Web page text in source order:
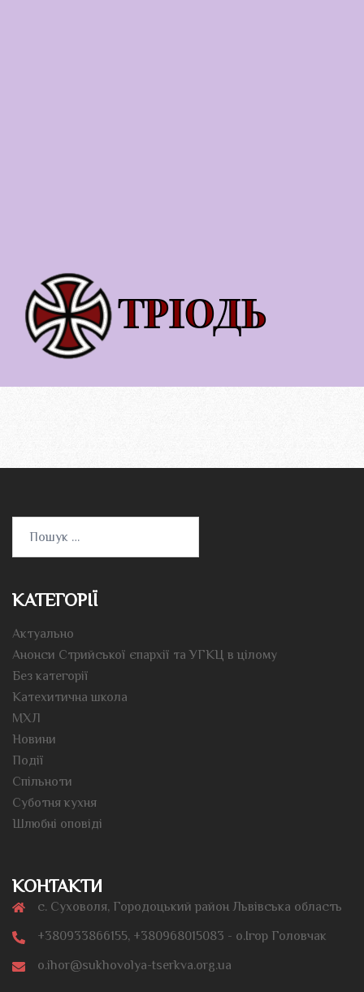
КАТЕГОРІЇ
Актуально
Анонси Стрийської єпархії та УГКЦ в цілому
Без категорії
Катехитична школа
МХЛ
Новини
Події
Спільноти
Суботня кухня
Шлюбні оповіді
КОНТАКТИ
с. Суховоля, Городоцький район Львівська область
+380933866155, +380968015083 - о.Ігор Головчак
o.ihor@sukhovolya-tserkva.org.ua